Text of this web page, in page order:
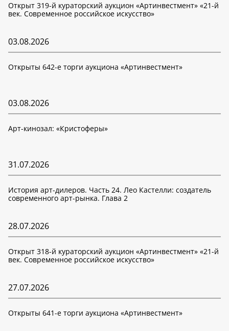
Открыт 319-й кураторский аукцион «Артинвестмент» «21-й
век. Современное российское искусство»
03.08.2026
Открыты 642-е торги аукциона «Артинвестмент»
03.08.2026
Арт-кинозал: «Кристоферы»
31.07.2026
История арт-дилеров. Часть 24. Лео Кастелли: создатель
современного арт-рынка. Глава 2
28.07.2026
Открыт 318-й кураторский аукцион «Артинвестмент» «21-й
век. Современное российское искусство»
27.07.2026
Открыты 641-е торги аукциона «Артинвестмент»